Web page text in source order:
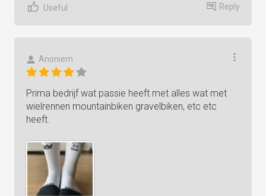
Useful Reply
Anoniem
Prima bedrijf wat passie heeft met alles wat met
wielrennen mountainbiken gravelbiken, etc etc
heeft.